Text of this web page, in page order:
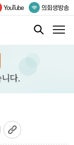
YouTube 의회생방송